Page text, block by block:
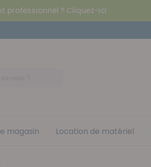
professionnel ? Cliquez-ici
magasin Location de matériel